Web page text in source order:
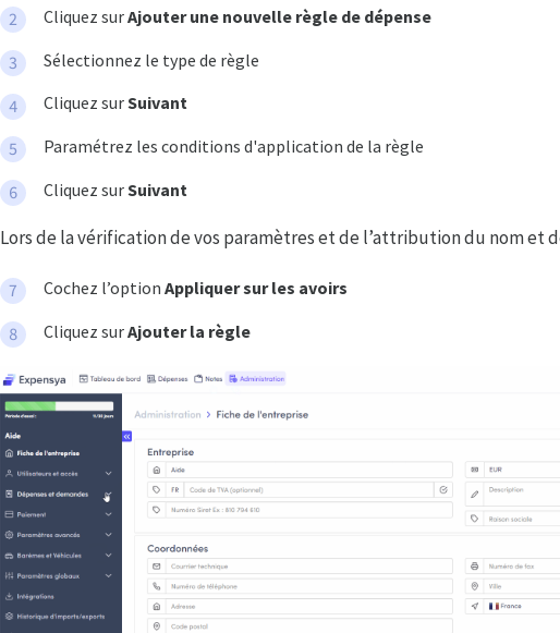
Cliquez surAjouter une nouvelle règle de dépense
Sélectionnez le type de règle
Cliquez surSuivant
Paramétrez les conditions d'application de la règle
Cliquez surSuivant
Lors de la vérification de vos paramètres et de l’attribution du nom et
Cochez l’option Appliquer sur les avoirs
Cliquez surAjouter la règle